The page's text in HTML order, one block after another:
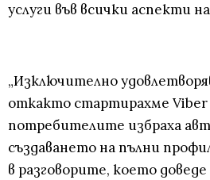
услуги във всички аспекти
„Изключително
откакто стартирахме Viber
потребителите избраха
създаването на пълни
в разговорите, което